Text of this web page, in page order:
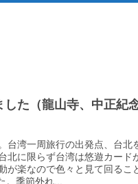
した（龍山寺、中正紀
台湾一周旅行の出発点、台北
北に限らず台湾は悠遊カード
が楽なので色々と見て回るこ
季節外れ...